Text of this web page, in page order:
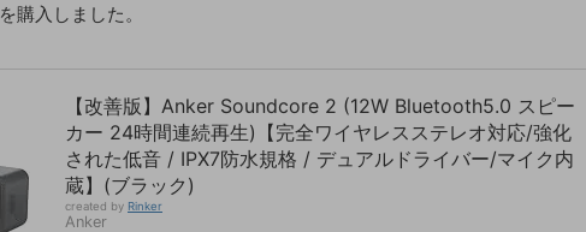
を購入しました。
【改善版】Anker Soundcore 2 (12W Bluetooth5.0 スピー
カー 24時間連続再生)【完全ワイヤレスステレオ対応/強化
された低音 / IPX7防水規格 / デュアルドライバー/マイク内
蔵】(ブラック)
created by Rinker
Anker